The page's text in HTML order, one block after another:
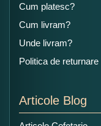
Ce nota
Copiati alaturi
Cum platesc?
Cum livram?
Unde livram?
Politica de returnare
Articole Blog